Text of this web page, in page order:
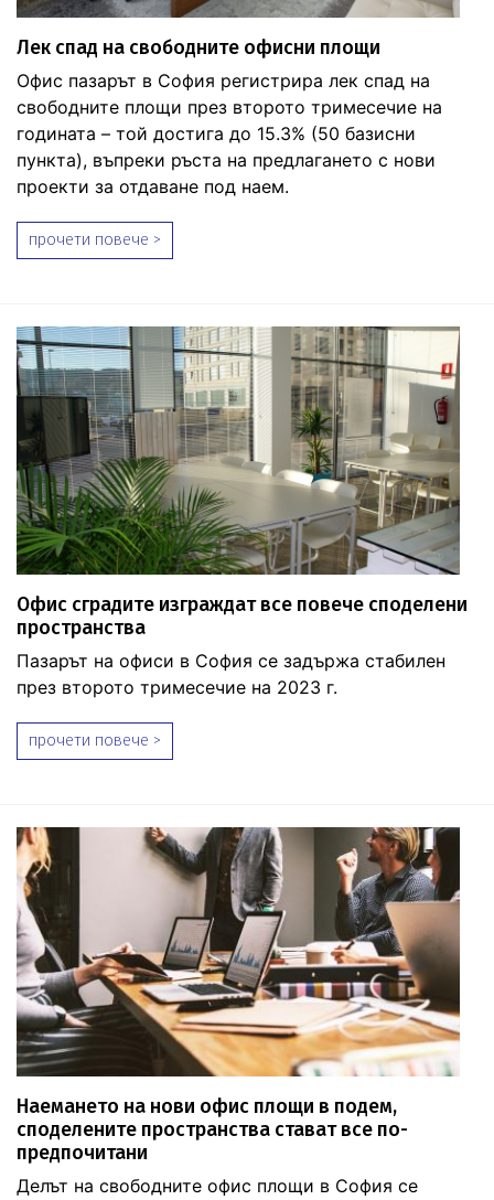
Лек спад на свободните офисни площи
Офис пазарът в София регистрира лек спад на
свободните площи през второто тримесечие на
годината – той достига до 15.3% (50 базисни
пункта), въпреки ръста на предлагането с нови
проекти за отдаване под наем.
прочети повече >
Офис сградите изграждат все повече споделени
пространства
Пазарът на офиси в София се задържа стабилен
през второто тримесечие на 2023 г.
прочети повече >
Наемането на нови офис площи в подем,
споделените пространства стават все по-
предпочитани
Делът на свободните офис площи в София се